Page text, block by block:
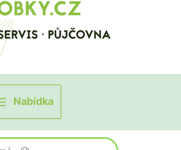
Nabídka